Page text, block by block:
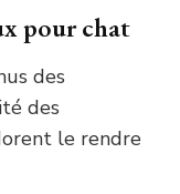
pour chat
des
des
le rendre